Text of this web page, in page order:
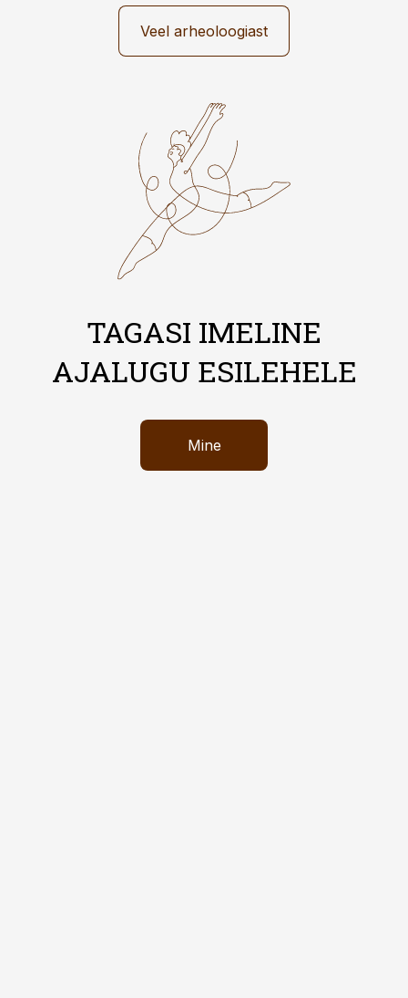
Veel arheoloogiast
TAGASI IMELINE
AJALUGU ESILEHELE
Mine